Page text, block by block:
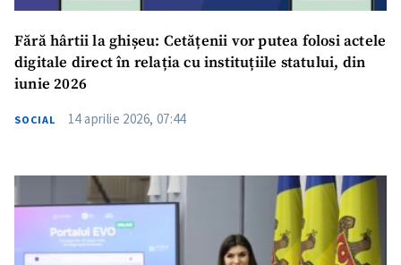
Fără hârtii la ghișeu: Cetățenii vor putea folosi actele
digitale direct în relația cu instituțiile statului, din
iunie 2026
SOCIAL 14 aprilie 2026, 07:44